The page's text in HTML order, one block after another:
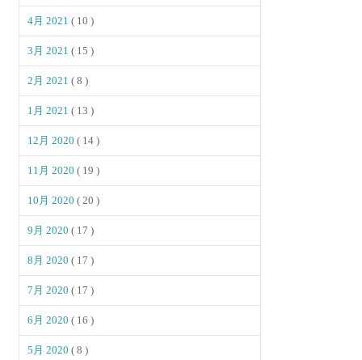
4月 2021( 10 )
3月 2021( 15 )
2月 2021( 8 )
1月 2021( 13 )
12月 2020( 14 )
11月 2020( 19 )
10月 2020( 20 )
9月 2020( 17 )
8月 2020( 17 )
7月 2020( 17 )
6月 2020( 16 )
5月 2020( 8 )